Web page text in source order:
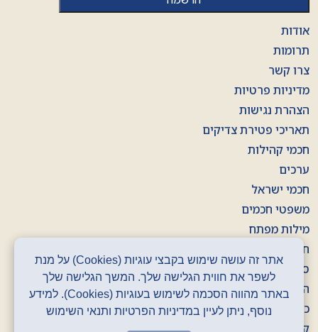
אודות
תרומות
צרו קשר
מדיניות פרטיות
הצהרת נגישות
תאריכי פטירת צדיקים
חכמי קהילות
ערכים
חכמי ישראל
משפטי חכמים
מילות מפתח
חוברות
סרטונים
הסכתים
כרזות
קלפים
אתר זה עושה שימוש בקבצי עוגיות (Cookies) על מנת
לשפר את חווית הגלישה שלך. המשך הגלישה שלך
באתר מהווה הסכמה לשימוש בעוגיות (Cookies). למידע
נוסף, ניתן לעיין במדיניות הפרטיות ותנאי השימוש